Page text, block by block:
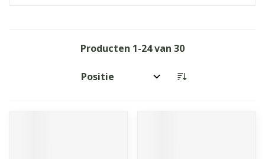
Producten 1-24van 30
Sorteer op: